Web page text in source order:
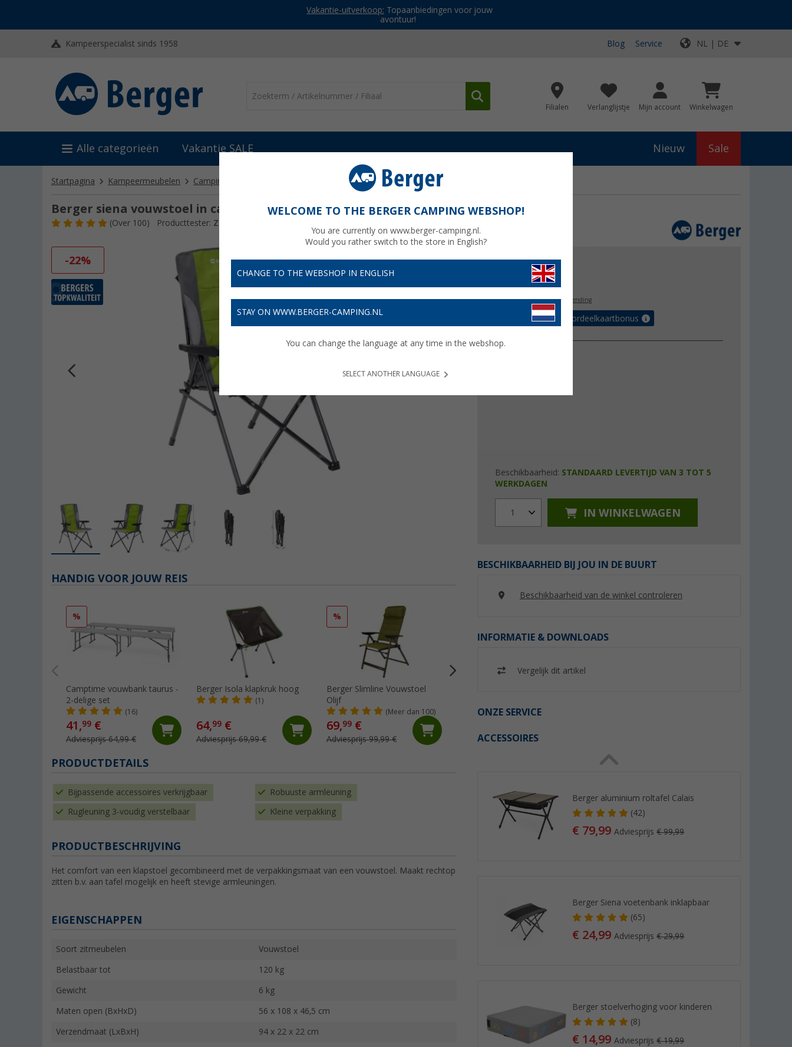
Vakantie-uitverkoop: Topaanbiedingen voor jouw
avontuur!
Kampeerspecialist sinds 1958 Blog Service NL | DE
Filialen Verlanglijstje Mijn account Winkelwagen
Alle categorieën Vakantie SALE Nieuw Sale
Startpagina Kampeermeubelen Campingstoelen Berger Siena vouwstoel in campingstoel look groen
Berger siena vouwstoel in campingstoel look groen
(Over100) Producttester: Zeer goed
-22% Adviesprijs€ 89,99
€ 69,99
Prijzen incl. BTWgratis verzending
Verzeker tot 5% voordeelkaartbonus
Beschikbaarheid: STANDAARD LEVERTIJD VAN 3 TOT 5
WERKDAGEN
1 IN WINKELWAGEN
BESCHIKBAARHEID BIJ JOU IN DE BUURT
Beschikbaarheid van de winkel controleren
INFORMATIE & DOWNLOADS
Vergelijk dit artikel
ONZE SERVICE
ACCESSOIRES
Berger aluminium roltafel Calais
(42)
€ 79,99Adviesprijs€ 99,99
Berger Siena voetenbank inklapbaar
(65)
€ 24,99Adviesprijs€ 29,99
Berger stoelverhoging voor kinderen
(8)
€ 14,99Adviesprijs€ 19,99
HANDIG VOOR JOUW REIS
%
Camptime vouwbank taurus -
2-delige set
(16)
41,99 €
Adviesprijs 64,99 €
Berger Isola klapkruk hoog
(1)
64,99 €
Adviesprijs 69,99 €
%
Berger Slimline Vouwstoel
Olijf
(Meer dan 100)
69,99 €
Adviesprijs 99,99 €
(72)
Adviesprijs 39,99 €
PRODUCTDETAILS
Bijpassende accessoires verkrijgbaar Robuuste armleuning
Rugleuning 3-voudig verstelbaar Kleine verpakking
PRODUCTBESCHRIJVING
Het comfort van een klapstoel gecombineerd met de verpakkingsmaat van een vouwstoel. Maakt rechtop
zitten b.v. aan tafel mogelijk en heeft stevige armleuningen.
EIGENSCHAPPEN
Soort zitmeubelen Vouwstoel
Belastbaar tot 120 kg
Gewicht 6 kg
Maten open (BxHxD) 56 x 108 x 46,5 cm
Verzendmaat (LxBxH) 94 x 22 x 22 cm
WELCOME TO THE BERGER CAMPING WEBSHOP!
You are currently on www.berger-camping.nl.
Would you rather switch to the store in English?
CHANGE TO THE WEBSHOP IN ENGLISH
STAY ON WWW.BERGER-CAMPING.NL
You can change the language at any time in the webshop.
SELECT ANOTHER LANGUAGE